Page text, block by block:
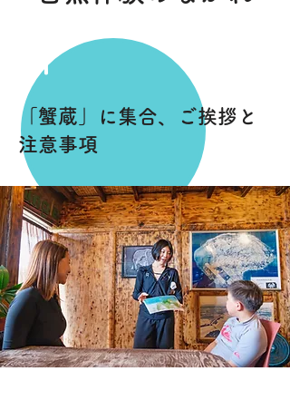
1
「蟹蔵」に集合、ご挨拶と
注意事項